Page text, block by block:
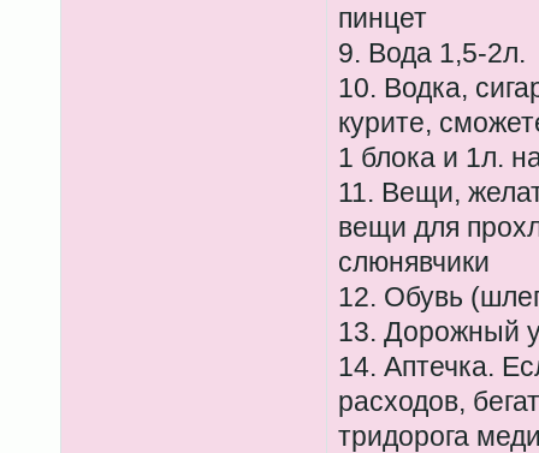
пинцет
9. Вода 1,5-2л.
10. Водка,
курите,
1 блока и 1л.
11. Вещи,
вещи для
слюнявчики
12. Обувь
13. Дорожный
14. Аптечка.
расходов,
тридорога